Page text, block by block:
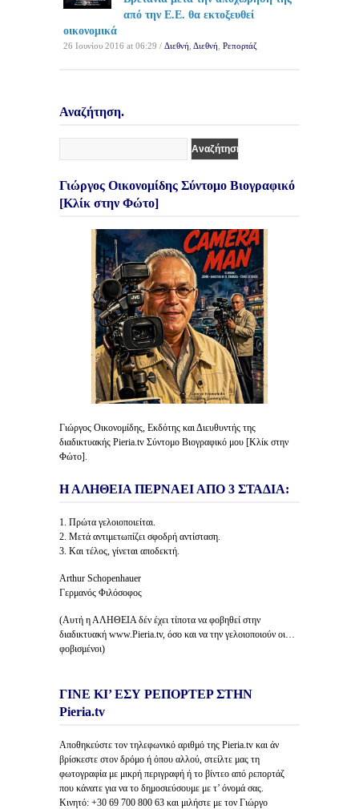
από την Ε.Ε. θα εκτοξευθεί
οικονομικά
26 Ιουνίου 2016 at 06:29 / Διεθνή Διεθνή Ρεπορτάζ
Αναζήτηση.
Γιώργος Οικονομίδης Σύντομο Βιογραφικό
[Κλίκ στην Φώτο]
Γιώργος Οικονομίδης, Εκδότης και Διευθυντής της
διαδικτυακής Pieria.tv Σύντομο Βιογραφικό μου [Κλίκ στην
Φώτο].
Η ΑΛΗΘΕΙΑ ΠΕΡΝΑΕΙ ΑΠΟ 3 ΣΤΑΔΙΑ:
1. Πρώτα γελοιοποιείται.
2. Μετά αντιμετωπίζει σφοδρή αντίσταση.
3. Και τέλος, γίνεται αποδεκτή.
Arthur Schopenhauer
Γερμανός Φιλόσοφος
(Αυτή η ΑΛΗΘΕΙΑ δέν έχει τίποτα να φοβηθεί στην
διαδικτυακή www.Pieria.tv, όσο και να την γελοιοποιούν οι…
φοβισμένοι)
ΓΙΝΕ ΚΙ’ ΕΣΥ ΡΕΠΟΡΤΕΡ ΣΤΗΝ
Pieria.tv
Αποθηκεύστε τον τηλεφωνικό αριθμό της Pieria.tv και άν
βρίσκεστε στον δρόμο ή όπου αλλού, στείλτε μας τη
φωτογραφία με μικρή περιγραφή ή το βίντεο από ρεπορτάζ
που κάνατε για να το δημοσιεύσουμε με τ’ όνομά σας.
Κινητό: +30 69 700 800 63 και μιλήστε με τον Γιώργο